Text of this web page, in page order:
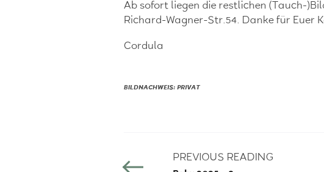
Ab sofort liegen die restlichen (Tauch-
Richard-Wagner-Str.54. Danke für Euer
Cordula
BILDNACHWEIS: PRIVAT
PREVIOUS READING